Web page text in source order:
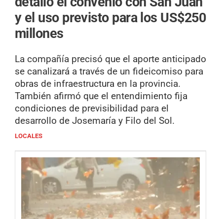
y el uso previsto para los US$250
millones
La compañía precisó que el aporte anticipado
se canalizará a través de un fideicomiso para
obras de infraestructura en la provincia.
También afirmó que el entendimiento fija
condiciones de previsibilidad para el
desarrollo de Josemaría y Filo del Sol.
LOCALES